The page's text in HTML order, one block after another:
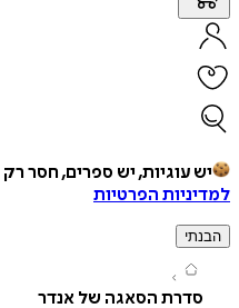
עוגיות, יש ספרים, חסר רק קפה.
הפרטיות
הסאגה של אנדר